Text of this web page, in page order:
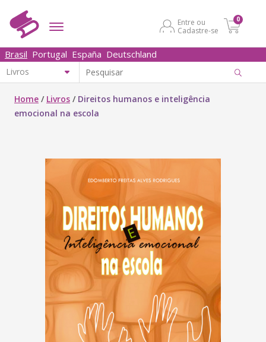
Entre ou
Cadastre-se
0
Brasil Portugal España Deutschland
Home / Livros / Direitos humanos e inteligência
emocional na escola